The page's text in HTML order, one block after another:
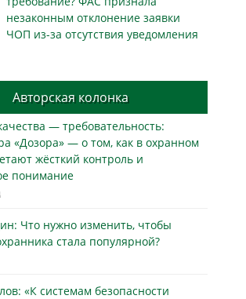
незаконным отклонение заявки
ЧОП из-за отсутствия уведомления
Авторская колонка
— требовательность:
«Дозора» — о том, как в охранном
жёсткий контроль и
понимание
Что нужно изменить, чтобы
стала популярной?
«К системам безопасности